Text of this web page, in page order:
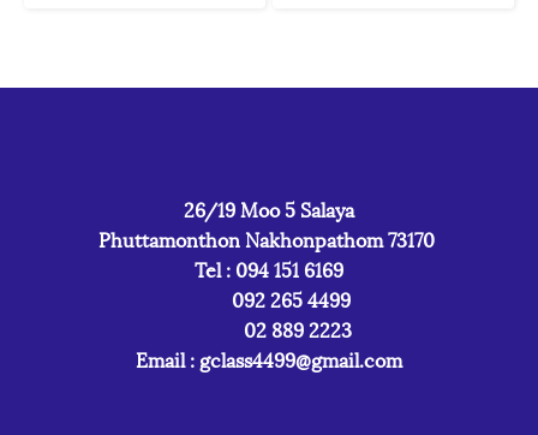
26/19 Moo 5 Salaya
Phuttamonthon Nakhonpathom 73170
Tel : 094 151 6169
092 265 4499
02 889 2223
Email : gclass4499@gmail.com